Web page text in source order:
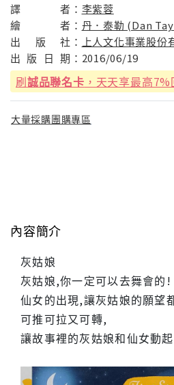
譯
者： 李紫蓉
繪
者： 丹．泰勒 (Dan
出
版 社：
上人文化事業股份
出 版 日 期： 2016/06/19
刷誠品聯名卡 ，天天享最高
大量採購團購專區
內容簡介
灰姑娘
灰姑娘,你一定可以去舞會的!
仙女的出現,讓灰姑娘的願望
可推可拉又可轉,
讓故事裡的灰姑娘和仙女動